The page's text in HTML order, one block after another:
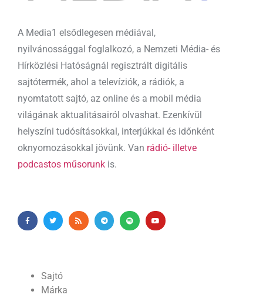
A Media1 elsődlegesen médiával,
nyilvánossággal foglalkozó, a Nemzeti Média- és
Hírközlési Hatóságnál regisztrált digitális
sajtótermék, ahol a televíziók, a rádiók, a
nyomtatott sajtó, az online és a mobil média
világának aktualitásairól olvashat. Ezenkívül
helyszíni tudósításokkal, interjúkkal és időnként
oknyomozásokkal jövünk. Van rádió- illetve
podcastos műsorunk is.
Sajtó
Márka